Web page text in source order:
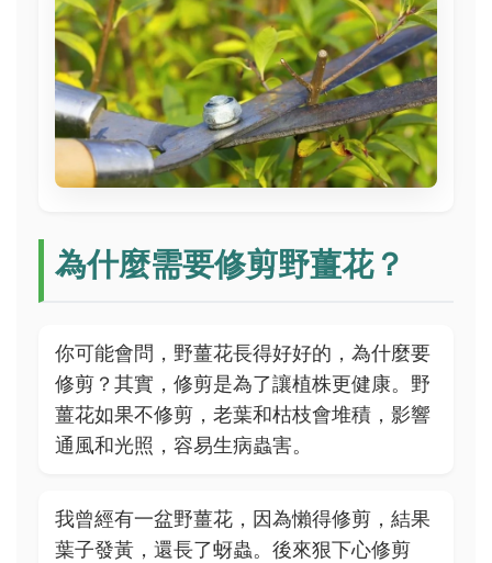
為什麼需要修剪野薑花？
你可能會問，野薑花長得好好的，為什麼要
修剪？其實，修剪是為了讓植株更健康。野
薑花如果不修剪，老葉和枯枝會堆積，影響
通風和光照，容易生病蟲害。
我曾經有一盆野薑花，因為懶得修剪，結果
葉子發黃，還長了蚜蟲。後來狠下心修剪